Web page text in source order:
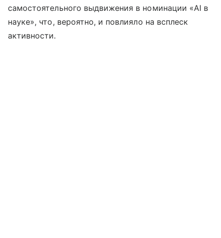
самостоятельного выдвижения в номинации «AI в
науке», что, вероятно, и повлияло на всплеск
активности.